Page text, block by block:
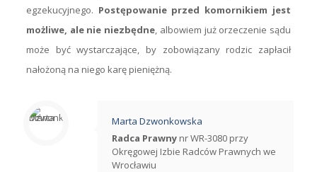
egzekucyjnego. Postępowanie przed komornikiem jest
możliwe, ale nie niezbędne, albowiem już orzeczenie sądu
może być wystarczające, by zobowiązany rodzic zapłacił
nałożoną na niego karę pieniężną.
Marta Dzwonkowska
Radca Prawny nr WR-3080 przy
Okręgowej Izbie Radców Prawnych we
Wrocławiu